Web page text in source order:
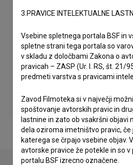
3.PRAVICE INTELEKTUALNE
Vsebine spletnega portala BSF in
spletne strani tega portala so
v skladu z določbami Zakona o
pravicah – ZASP (Ur. l. RS, št. 21/
predmeti varstva s pravicami
Zavod Filmoteka si v največji
spoštovanje avtorskih pravic in
lastnine in zato ob vsakršni objavi
dela oziroma imetništvo pravic, če
katerega se črpajo vsebine objav.
avtorske pravice že potekle in so v
portalu BSF izrecno označene.